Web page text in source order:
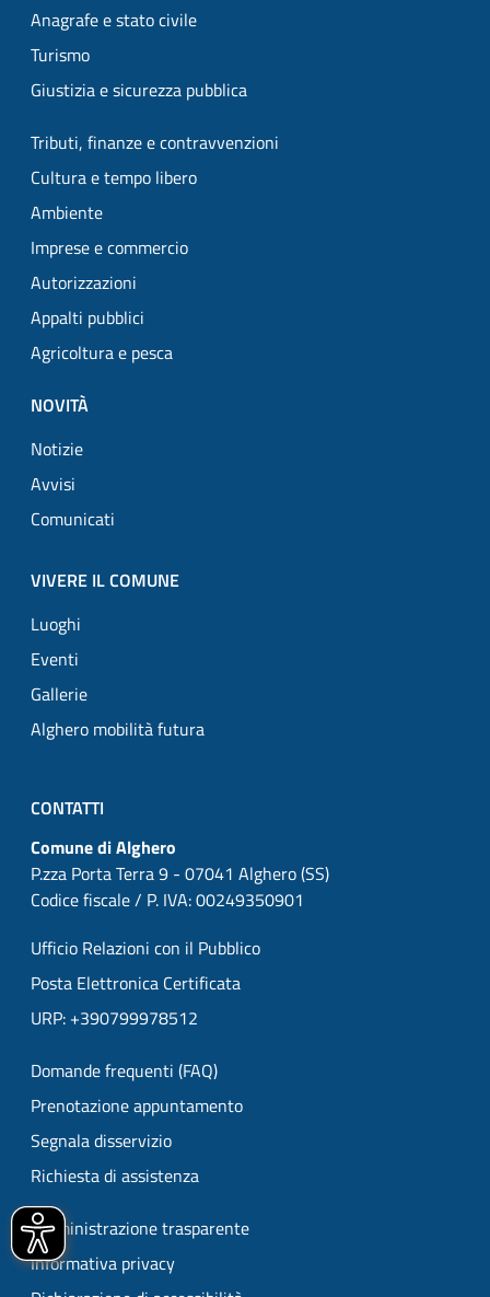
Anagrafe e stato civile
Turismo
Giustizia e sicurezza pubblica
Tributi, finanze e contravvenzioni
Cultura e tempo libero
Ambiente
Imprese e commercio
Autorizzazioni
Appalti pubblici
Agricoltura e pesca
NOVITÀ
Notizie
Avvisi
Comunicati
VIVERE IL COMUNE
Luoghi
Eventi
Gallerie
Alghero mobilità futura
CONTATTI
Comune di Alghero
P.zza Porta Terra 9 - 07041 Alghero (SS)
Codice fiscale / P. IVA: 00249350901
Ufficio Relazioni con il Pubblico
Posta Elettronica Certificata
URP: +390799978512
Domande frequenti (FAQ)
Prenotazione appuntamento
Segnala disservizio
Richiesta di assistenza
Amministrazione trasparente
Informativa privacy